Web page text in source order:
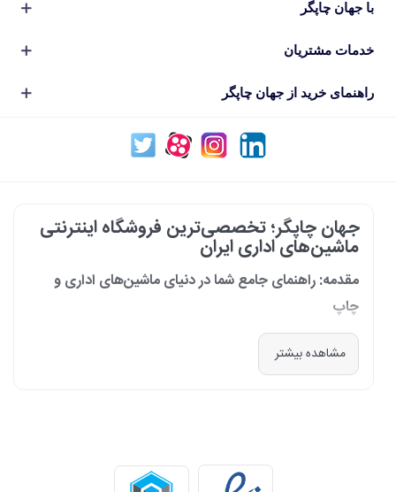
با جهان چاپگر
خدمات مشتریان
راهنمای خرید از جهان چاپگر
جهان چاپگر؛ تخصصی‌ترین فروشگاه اینترنتی
ماشین‌های اداری ایران
مقدمه: راهنمای جامع شما در دنیای ماشین‌های اداری و
چاپ
در دنیای پرشتاب امروز که کسب‌وکارها و سازمان‌ها برای افزایش بهره‌وری خود به
فناوری‌های نوین وابسته‌اند، دسترسی به ابزارهای کارآمد و قابل اعتماد یک
ما، ارائه راهکارهای جامع، از مشاوره پیش از خرید تا پشتیبانی پس از فروش،
مشاهده بیشتر